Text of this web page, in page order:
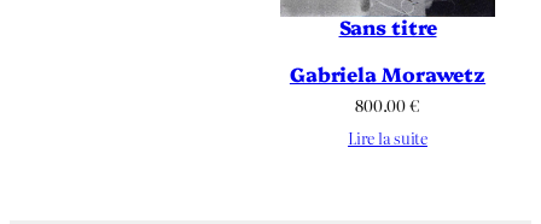
Sans titre
Gabriela Morawetz
800.00€
Lire la suite